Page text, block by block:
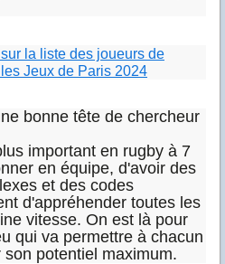
la liste des joueurs de
Jeux de Paris 2024
bonne tête de chercheur
important en rugby à 7
en équipe, d'avoir des
et des codes
d'appréhender toutes les
vitesse. On est là pour
qui va permettre à chacun
potentiel maximum.